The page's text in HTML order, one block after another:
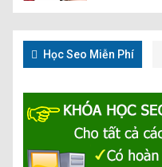
Học Seo Miễn Phí